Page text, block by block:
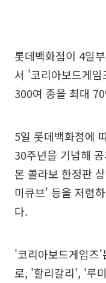
롯데백화점이 4일
서 '코리아보드게
300여 종을 최대
5일 롯데백화점에
30주년을 기념해
몬 콜라보 한정판
미큐브' 등을 저렴
다.
'코리아보드게임즈
로, '할리갈리', '루